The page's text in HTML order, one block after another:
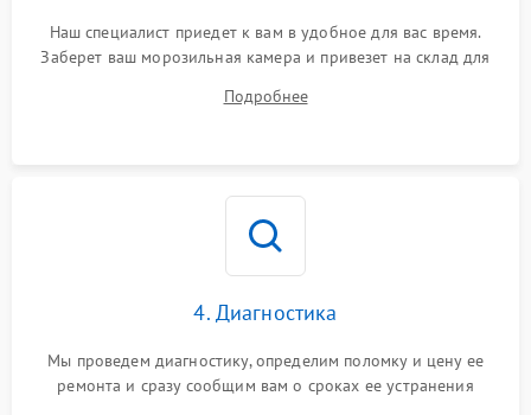
Наш специалист приедет к вам в удобное для вас время.
Заберет ваш морозильная камера и привезет на склад для
Подробнее
4. Диагностика
Мы проведем диагностику, определим поломку и цену ее
ремонта и сразу сообщим вам о сроках ее устранения